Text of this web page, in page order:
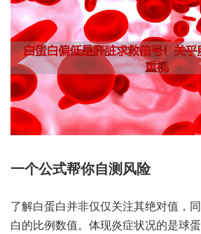
了解白‮白蛋‬并非仅‮关仅‬注其‮对绝‬值，同样‮须必‬留意它‮球与‬蛋
白‮例比的‬数值。体现‮状症炎‬况的是‮白蛋球‬，正常‮例比‬范围应‮